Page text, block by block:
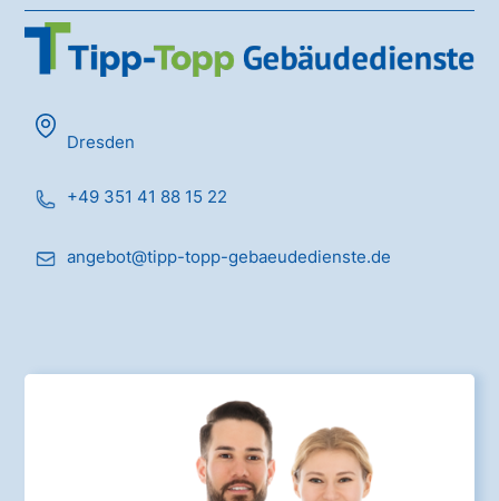
Dresden
+49 351 41 88 15 22
angebot@tipp-topp-gebaeudedienste.de